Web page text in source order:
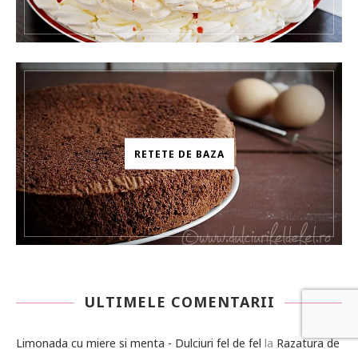
RETETE DE BAZA
ULTIMELE COMENTARII
Limonada cu miere si menta - Dulciuri fel de fel la Razatura de